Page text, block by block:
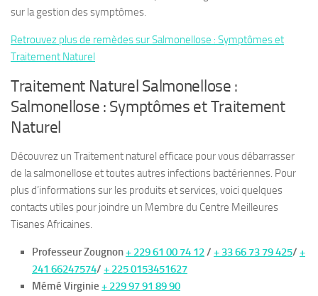
sur la gestion des symptômes.
Retrouvez plus de remèdes sur Salmonellose : Symptômes et
Traitement Naturel
Traitement Naturel Salmonellose :
Salmonellose : Symptômes et Traitement
Naturel
Découvrez un Traitement naturel efficace pour vous débarrasser
de la salmonellose et toutes autres infections bactériennes. Pour
plus d’informations sur les produits et services, voici quelques
contacts utiles pour joindre un Membre du Centre Meilleures
Tisanes Africaines.
Professeur Zougnon+ 229 61 00 74 12/ + 33 66 73 79 425/ +
241 66247574/ + 225 0153451627
Mémé Virginie + 229 97 91 89 90